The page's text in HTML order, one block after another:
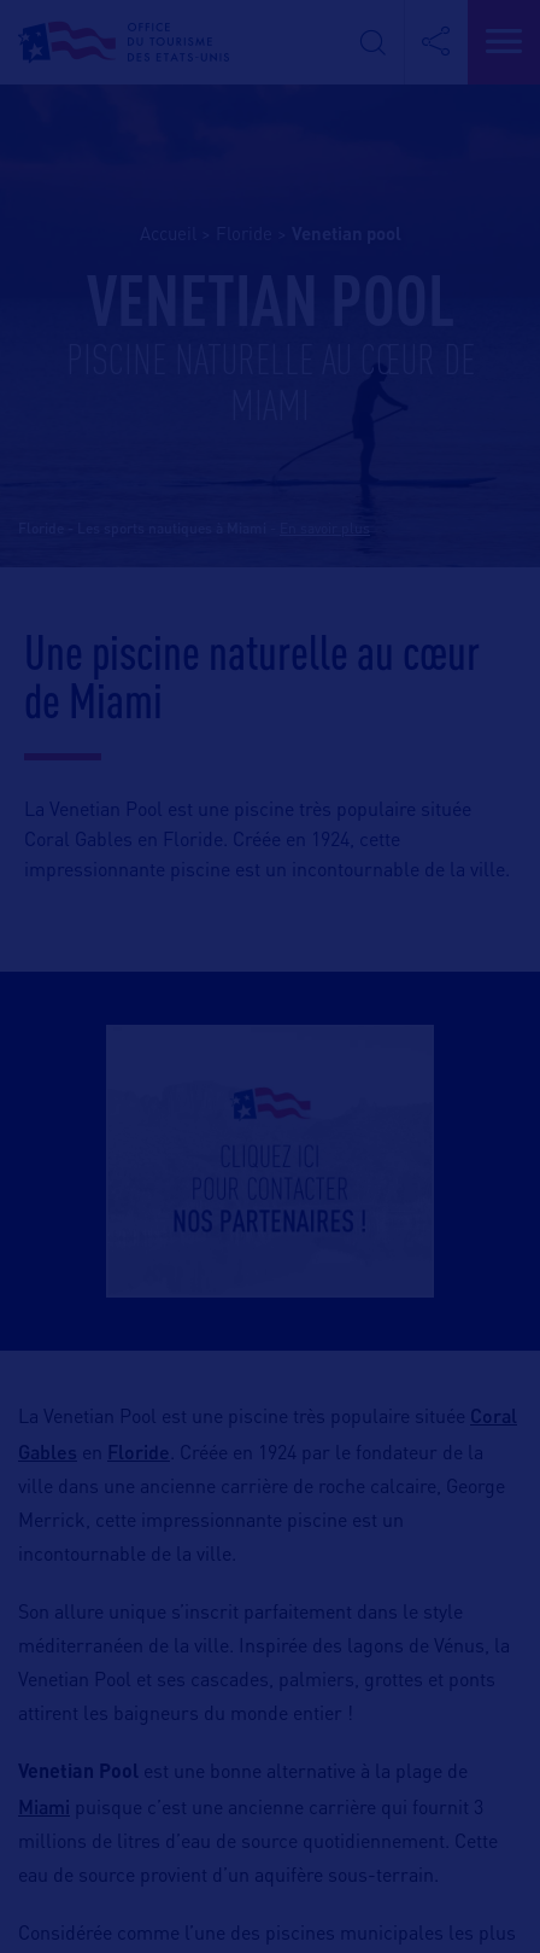
PISCINE NATURELLE AU CŒUR DE
Une piscine naturelle au cœur
de Miami
La Venetian Pool est une piscine très populaire située
Coral Gables en Floride. Créée en 1924, cette
impressionnante piscine est un incontournable de la ville.
La Venetian Pool est une piscine très populaire située Coral
Gables en Floride
. Créée en 1924 par le fondateur de la
ville dans une ancienne carrière de roche calcaire, George
Merrick, cette impressionnante piscine est un
incontournable de la ville.
Son allure unique s’inscrit parfaitement dans le style
méditerranéen de la ville. Inspirée des lagons de Vénus, la
Venetian Pool et ses cascades, palmiers, grottes et ponts
attirent les baigneurs du monde entier !
Venetian Pool est une bonne alternative à la plage de
Miami puisque c’est une ancienne carrière qui fournit 3
millions de litres d’eau de source quotidiennement. Cette
eau de source provient d’un aquifère sous-terrain.
Considérée comme l’une des piscines municipales les plus